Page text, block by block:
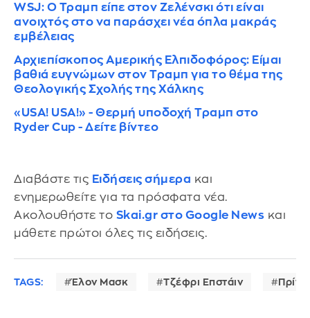
WSJ: Ο Τραμπ είπε στον Ζελένσκι ότι είναι
ανοιχτός στο να παράσχει νέα όπλα μακράς
εμβέλειας
Αρχιεπίσκοπος Αμερικής Ελπιδοφόρος: Είμαι
βαθιά ευγνώμων στον Τραμπ για το θέμα της
Θεολογικής Σχολής της Χάλκης
«USA! USA!» - Θερμή υποδοχή Τραμπ στο
Ryder Cup - Δείτε βίντεο
Διαβάστε τις Ειδήσεις σήμερα και
ενημερωθείτε για τα πρόσφατα νέα.
Ακολουθήστε το Skai.gr στο Google News και
μάθετε πρώτοι όλες τις ειδήσεις.
TAGS: Έλον Μασκ Τζέφρι Επστάιν